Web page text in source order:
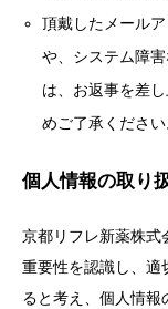
頂戴したメール
や、システム障
は、お返事を差
めご了承ください
個人情報の取り
京都リフレ新薬株式
重要性を認識し、適
ると考え、個人情報